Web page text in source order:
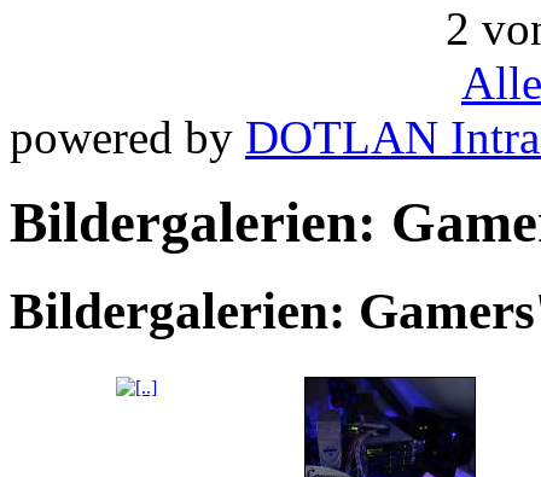
2
powered by DOTLAN
Bildergalerien:
Bildergalerien: